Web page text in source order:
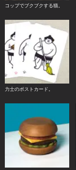
コップでブクブクする猫。
力士のポストカード。